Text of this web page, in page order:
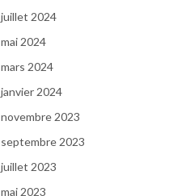
juillet 2024
mai 2024
mars 2024
janvier 2024
novembre 2023
septembre 2023
juillet 2023
mai 2023